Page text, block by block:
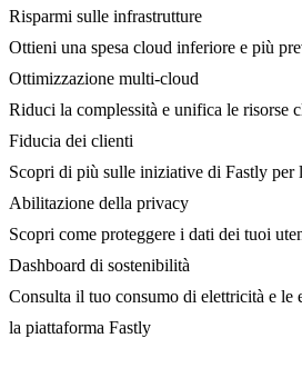
Risparmi sulle infrastrutture
Ottieni una spesa cloud inferiore e più
Ottimizzazione multi-cloud
Riduci la complessità e unifica le risorse
Fiducia dei clienti
Scopri di più sulle iniziative di Fastly per
Abilitazione della privacy
Scopri come proteggere i dati dei tuoi
Dashboard di sostenibilità
Consulta il tuo consumo di elettricità e le
la piattaforma Fastly